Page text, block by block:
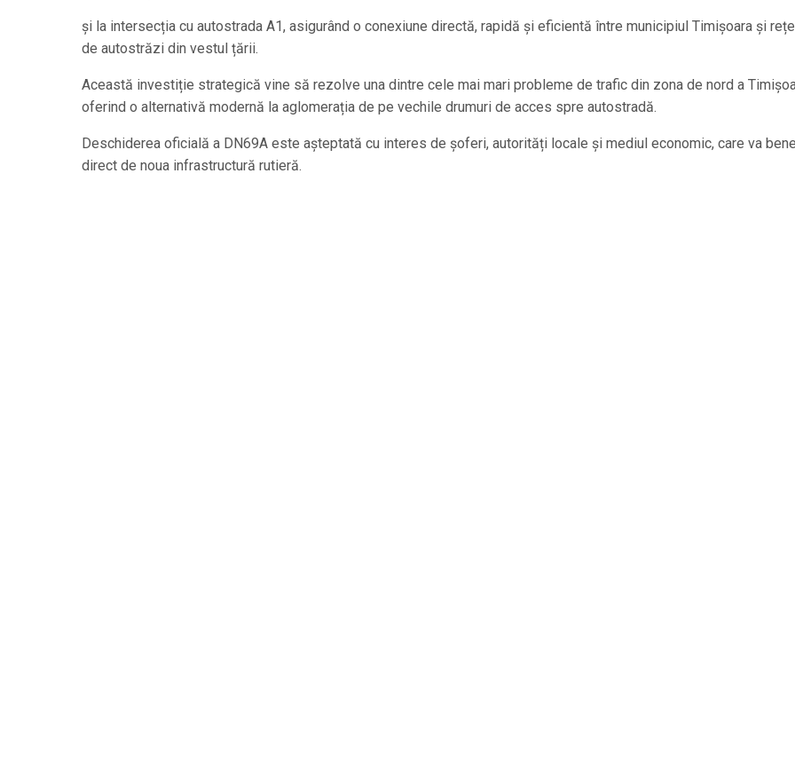
și la intersecția cu autostrada A1, asigurând o conexiune directă, rapidă și eficientă între municipiul Timișoara și
de autostrăzi din vestul țării.
Această investiție strategică vine să rezolve una dintre cele mai mari probleme de trafic din zona de nord a
oferind o alternativă modernă la aglomerația de pe vechile drumuri de acces spre autostradă.
Deschiderea oficială a DN69A este așteptată cu interes de șoferi, autorități locale și mediul economic, care va
direct de noua infrastructură rutieră.